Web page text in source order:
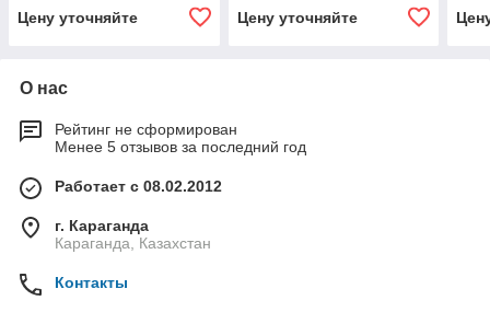
Цену уточняйте
Цену уточняйте
О нас
Рейтинг не сформирован
Менее 5 отзывов за последний год
Работает с 08.02.2012
г. Караганда
Караганда, Казахстан
Контакты